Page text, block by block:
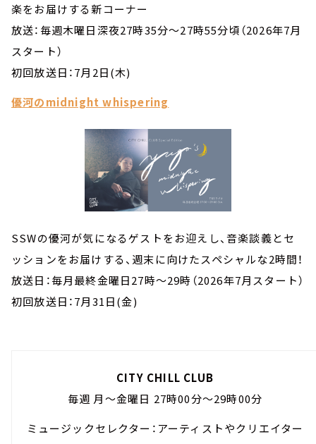
楽をお届けする新コーナー
放送：毎週木曜日深夜27時35分～27時55分頃（2026年7月
スタート）
初回放送日：7月2日(木)
優河のmidnight whispering
SSWの優河が気になるゲストをお迎えし、音楽談義とセ
ッションをお届けする、週末に向けたスペシャルな2時間！
放送日：毎月最終金曜日27時～29時（2026年7月スタート）
初回放送日：7月31日(金)
CITY CHILL CLUB
毎週 月～金曜日 27時00分～29時00分
ミュージックセレクター：アーティストやクリエイター